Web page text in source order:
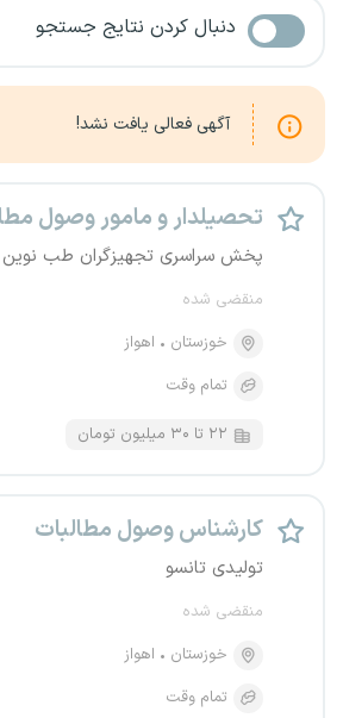
دنبال کردن نتایج جستجو
آگهی فعالی یافت نشد!
تحصیلدار و مامور وصول
پخش سراسری تجهیزگران طب نوین
منقضی شده
خوزستان
اهواز
تمام وقت
۲۲ تا ۳۰ میلیون تومان
کارشناس وصول مطالبات
تولیدی تانسو
منقضی شده
خوزستان
اهواز
تمام وقت